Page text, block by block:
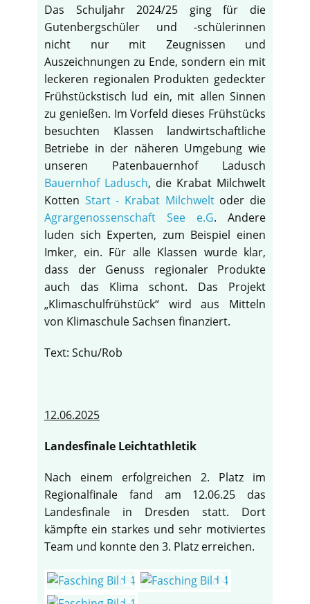
Das Schuljahr 2024/25 ging für die
Gutenbergschüler und -schülerinnen
nicht nur mit Zeugnissen und
Auszeichnungen zu Ende, sondern ein mit
leckeren regionalen Produkten gedeckter
Frühstückstisch lud ein, mit allen Sinnen
zu genießen. Im Vorfeld dieses Frühstücks
besuchten Klassen landwirtschaftliche
Betriebe in der näheren Umgebung wie
unseren Patenbauernhof Ladusch
Bauernhof Ladusch, die Krabat Milchwelt
Kotten Start - Krabat Milchweltoder die
Agrargenossenschaft See e.G. Andere
luden sich Experten, zum Beispiel einen
Imker, ein. Für alle Klassen wurde klar,
dass der Genuss regionaler Produkte
auch das Klima schont. Das Projekt
„Klimaschulfrühstück“ wird aus Mitteln
von Klimaschule Sachsen finanziert.
Text: Schu/Rob
12.06.2025
Landesfinale Leichtathletik
Nach einem erfolgreichen 2. Platz im
Regionalfinale fand am 12.06.25 das
Landesfinale in Dresden statt. Dort
kämpfte ein starkes und sehr motiviertes
Team und konnte den 3. Platz erreichen.